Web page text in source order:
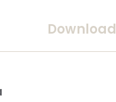
Download